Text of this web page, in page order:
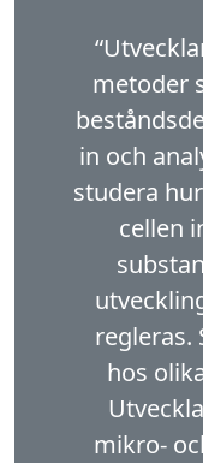
metoder
in och
studera
cellen
regleras.
hos
mikro-